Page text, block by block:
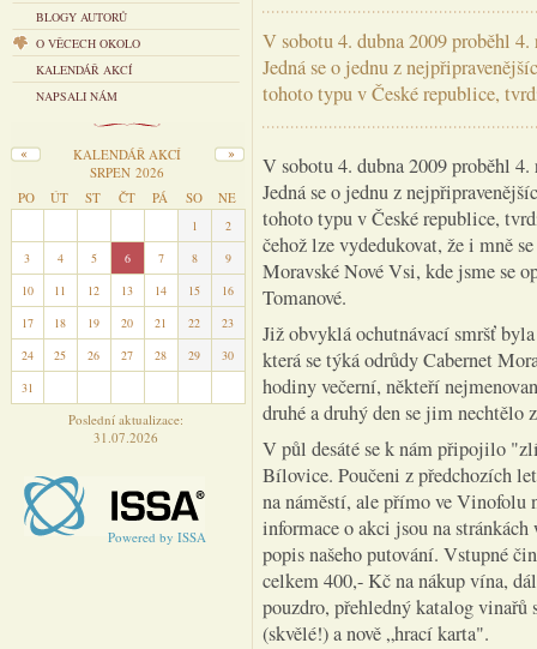
BLOGY AUTORŮ
O VĚCECH OKOLO
KALENDÁŘ AKCÍ
NAPSALI NÁM
KALENDÁŘ AKCÍ
SRPEN 2026
PO
ÚT ST ČT PÁ SO NE
1
2
3
4 5 6 7 8
9
10
11 12 13 14 15
16
17
18 19 20 21 22
23
24
25 26 27 28 29
30
31
Poslední aktualizace:
31.07.2026
Powered by ISSA
V sobotu 4. dubna 2009 proběhl
Jedná se o jednu z
tohoto typu v České republice,
V sobotu 4. dubna 2009 proběhl
Jedná se o jednu z
tohoto typu v České republice,
čehož lze vydedukovat, že i mně
Moravské Nové Vsi, kde jsme se
Tomanové.
Již obvyklá ochutnávací smršť
která se týká odrůdy Cabernet
hodiny večerní, někteří
druhé a druhý den se jim nechtělo
V půl desáté se k nám připojilo
Bílovice. Poučeni z předchozích
na náměstí, ale přímo ve Vinofolu
informace o akci jsou na
popis našeho putování. Vstupné
celkem 400,- Kč na nákup vína,
pouzdro, přehledný katalog
(skvělé!) a nově „hrací karta".